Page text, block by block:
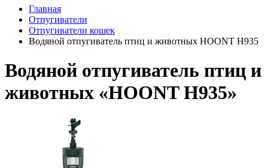
Главная
Отпугиватели
Отпугиватели кошек
Водяной отпугиватель птиц и животных HOONT H935
Водяной отпугиватель птиц и
животных «HOONT H935»